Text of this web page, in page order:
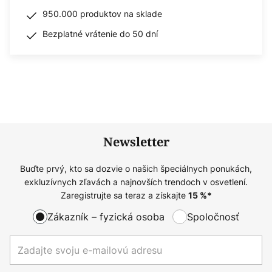
950.000 produktov na sklade
Bezplatné vrátenie do 50 dní
Newsletter
Buďte prvý, kto sa dozvie o našich špeciálnych ponukách,
exkluzívnych zľavách a najnovších trendoch v osvetlení.
Zaregistrujte sa teraz a získajte 15%*
Zákazník – fyzická osoba Spoločnosť